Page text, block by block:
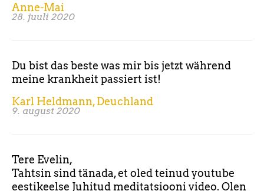
Anne-Mai
28. juuli 2020
Du bist das beste was mir bis jetzt während
meine krankheit passiert ist!
Karl Heldmann, Deuchland
9. august 2020
Tere Evelin,
Tahtsin sind tänada, et oled teinud youtube
eestikeelse Juhitud meditatsiooni video. Olen